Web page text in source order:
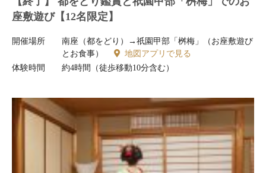
座敷遊び【12名限定】
開催場所
南座（都をどり）→祇園甲部「桝梅」（お座敷遊び
とお食事）
地図アプリで見る
体験時間
約4時間（徒歩移動10分含む）